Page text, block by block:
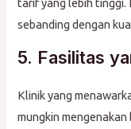
sebanding dengan
5. Fasilitas
Klinik yang
mungkin